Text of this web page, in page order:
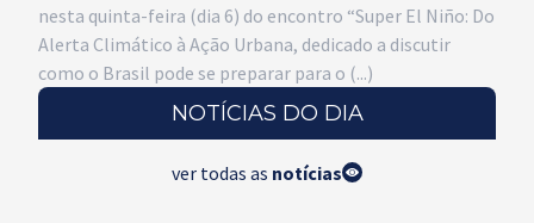
nesta quinta-feira (dia 6) do encontro “Super El Niño: Do
Alerta Climático à Ação Urbana, dedicado a discutir
como o Brasil pode se preparar para o (...)
NOTÍCIAS DO DIA
ver todas as notícias